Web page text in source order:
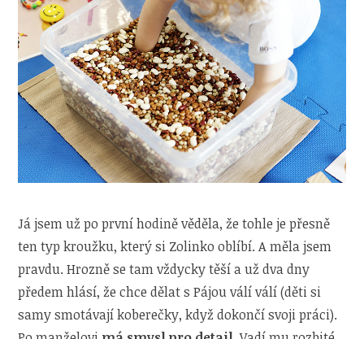
Já jsem už po první hodině věděla, že tohle je přesně
ten typ kroužku, který si Zolinko oblíbí. A měla jsem
pravdu. Hrozně se tam vždycky těší a už dva dny
předem hlásí, že chce dělat s Pájou válí válí (děti si
samy smotávají koberečky, když dokončí svoji práci).